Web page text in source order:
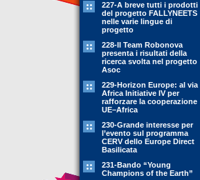
227-A breve tutti i prodotti
del progetto FALLYNEETS
nelle varie lingue di
progetto
228-Il Team Robonova
presenta i risultati della
ricerca svolta nel progetto
Asoc
229-Horizon Europe: al via
Africa Initiative IV per
rafforzare la cooperazione
UE–Africa
230-Grande interesse per
l’evento sul programma
CERV dello Europe Direct
Basilicata
231-Bando “Young
Champions of the Earth”